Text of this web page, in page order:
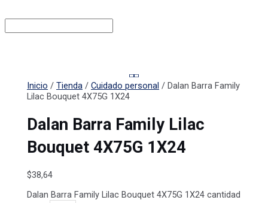
Inicio /Tienda /Cuidado personal / Dalan Barra Family
Lilac Bouquet 4X75G 1X24
Dalan Barra Family Lilac
Bouquet 4X75G 1X24
$38,64
Dalan Barra Family Lilac Bouquet 4X75G 1X24 cantidad